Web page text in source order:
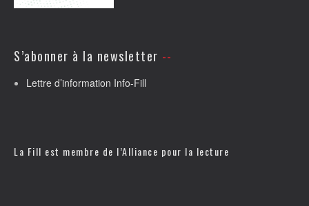
S’abonner à la newsletter
Lettre d’information Info-Fill
La Fill est membre de l’Alliance pour la lecture